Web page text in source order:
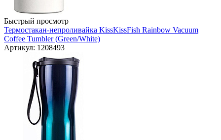
Быстрый просмотр
Термостакан-непроливайка KissKissFish Rainbow Vacuum
Coffee Tumbler (Green/White)
Артикул: 1208493